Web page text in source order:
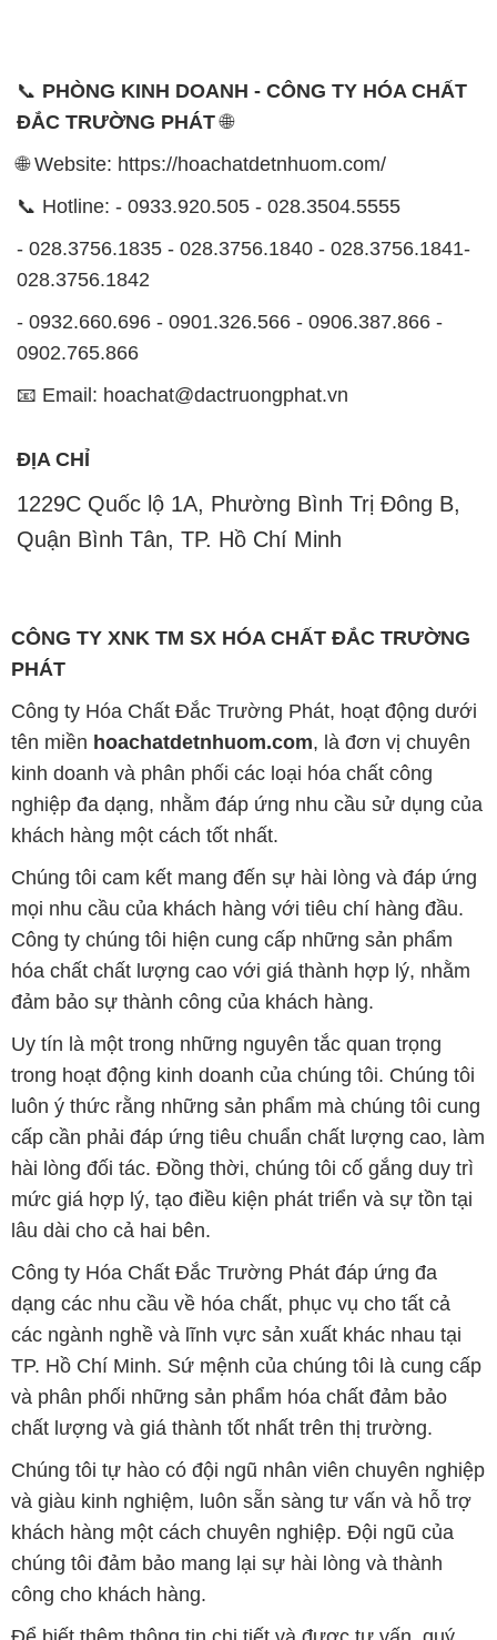
📞 PHÒNG KINH DOANH - CÔNG TY HÓA CHẤT
ĐẮC TRƯỜNG PHÁT🌐
🌐 Website: https://hoachatdetnhuom.com/
📞 Hotline: - 0933.920.505 - 028.3504.5555
- 028.3756.1835 - 028.3756.1840 - 028.3756.1841-
028.3756.1842
- 0932.660.696 - 0901.326.566 - 0906.387.866 -
0902.765.866
📧 Email: hoachat@dactruongphat.vn
ĐỊA CHỈ
1229C Quốc lộ 1A, Phường Bình Trị Đông B,
Quận Bình Tân, TP. Hồ Chí Minh
CÔNG TY XNK TM SX HÓA CHẤT ĐẮC TRƯỜNG
PHÁT
Công ty Hóa Chất Đắc Trường Phát, hoạt động dưới
tên miền hoachatdetnhuom.com, là đơn vị chuyên
kinh doanh và phân phối các loại hóa chất công
nghiệp đa dạng, nhằm đáp ứng nhu cầu sử dụng của
khách hàng một cách tốt nhất.
Chúng tôi cam kết mang đến sự hài lòng và đáp ứng
mọi nhu cầu của khách hàng với tiêu chí hàng đầu.
Công ty chúng tôi hiện cung cấp những sản phẩm
hóa chất chất lượng cao với giá thành hợp lý, nhằm
đảm bảo sự thành công của khách hàng.
Uy tín là một trong những nguyên tắc quan trọng
trong hoạt động kinh doanh của chúng tôi. Chúng tôi
luôn ý thức rằng những sản phẩm mà chúng tôi cung
cấp cần phải đáp ứng tiêu chuẩn chất lượng cao, làm
hài lòng đối tác. Đồng thời, chúng tôi cố gắng duy trì
mức giá hợp lý, tạo điều kiện phát triển và sự tồn tại
lâu dài cho cả hai bên.
Công ty Hóa Chất Đắc Trường Phát đáp ứng đa
dạng các nhu cầu về hóa chất, phục vụ cho tất cả
các ngành nghề và lĩnh vực sản xuất khác nhau tại
TP. Hồ Chí Minh. Sứ mệnh của chúng tôi là cung cấp
và phân phối những sản phẩm hóa chất đảm bảo
chất lượng và giá thành tốt nhất trên thị trường.
Chúng tôi tự hào có đội ngũ nhân viên chuyên nghiệp
và giàu kinh nghiệm, luôn sẵn sàng tư vấn và hỗ trợ
khách hàng một cách chuyên nghiệp. Đội ngũ của
chúng tôi đảm bảo mang lại sự hài lòng và thành
công cho khách hàng.